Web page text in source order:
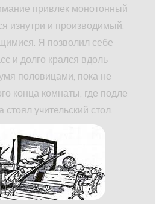
привлек монотонный
изнутри и производимый,
Я позволил себе
и долго крался вдоль
половицами, пока не
конца комнаты, где подле
учительский стол.